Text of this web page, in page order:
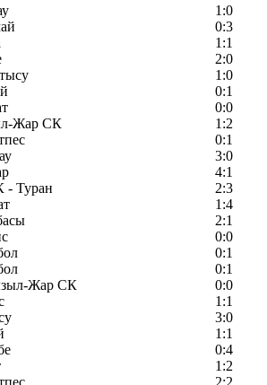
1:0
0:3
1:1
2:0
1:0
0:1
0:0
Жар СК
1:2
0:1
3:0
4:1
Туран
2:3
1:4
2:1
0:0
0:1
0:1
Жар СК
0:0
1:1
3:0
1:1
0:4
1:2